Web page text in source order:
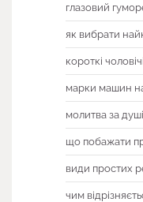
глазовий
як вибрати
короткі
марки машин
молитва за
що побажати
види простих
чим